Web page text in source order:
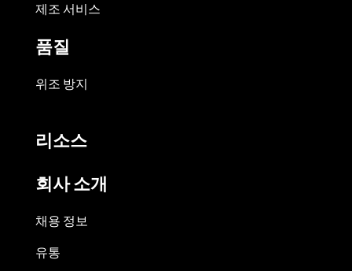
제조 서비스
품질
위조 방지
리소스
회사 소개
채용 정보
유통